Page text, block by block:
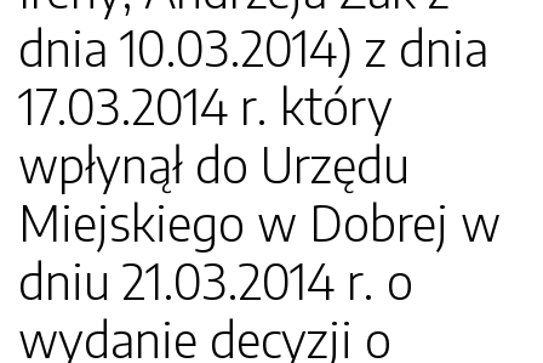
dnia 10.03.2014) z dnia
17.03.2014 r. który
wpłynął do Urzędu
Miejskiego w Dobrej w
dniu 21.03.2014 r. o
wydanie decyzji o